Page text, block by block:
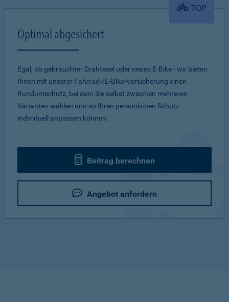
TOP
Optimal abgesichert
Egal, ob gebrauchter Drahtesel oder neues E-Bike - wir bieten
Ihnen mit unserer Fahrrad-/E-Bike-Versicherung einen
Rundumschutz, bei dem Sie selbst zwischen mehreren
Varianten wählen und so Ihren persönlichen Schutz
individuell anpassen können.
Beitrag berechnen
Angebot anfordern